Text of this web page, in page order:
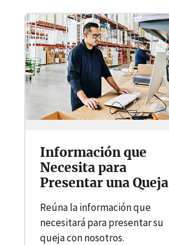
Información que
Necesita para
Presentar una Queja
Reúna la información que
necesitará para presentar su
queja con nosotros.